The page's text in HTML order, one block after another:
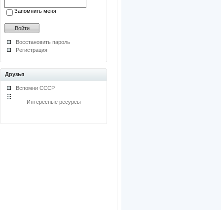
Запомнить меня
Восстановить пароль
Регистрация
Друзья
Вспомни СССР
Интересные ресурсы